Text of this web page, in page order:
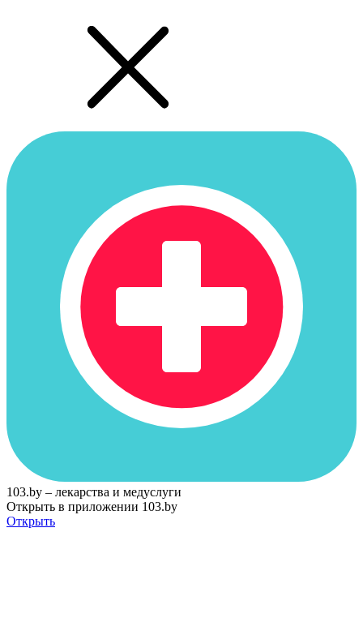
103.by – лекарства и медуслуги
Открыть в приложении 103.by
Открыть